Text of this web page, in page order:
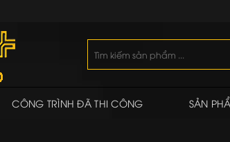
kiếm:
CÔNG TRÌNH ĐÃ THI CÔNG SẢN